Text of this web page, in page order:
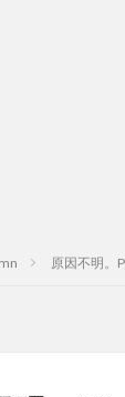
原因不明。